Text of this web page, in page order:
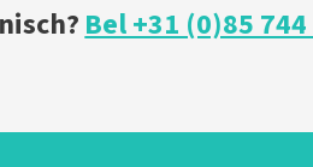
Bel +31 (0)85